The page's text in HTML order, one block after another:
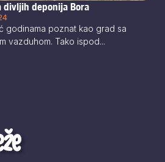
divljih deponija Bora
godinama poznat kao grad sa
vazduhom. Tako ispod...